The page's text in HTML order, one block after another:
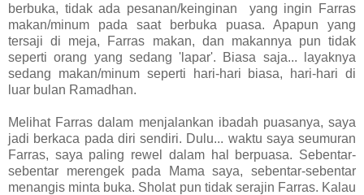
berbuka, tidak ada pesanan/keinginan yang ingin Farras
makan/minum pada saat berbuka puasa. Apapun yang
tersaji di meja, Farras makan, dan makannya pun tidak
seperti orang yang sedang 'lapar'. Biasa saja... layaknya
sedang makan/minum seperti hari-hari biasa, hari-hari di
luar bulan Ramadhan.
Melihat Farras dalam menjalankan ibadah puasanya, saya
jadi berkaca pada diri sendiri. Dulu... waktu saya seumuran
Farras, saya paling rewel dalam hal berpuasa. Sebentar-
sebentar merengek pada Mama saya, sebentar-sebentar
menangis minta buka. Sholat pun tidak serajin Farras. Kalau